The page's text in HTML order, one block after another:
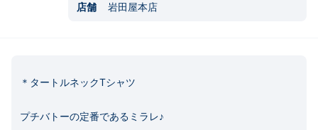
店舗
岩田屋本店
＊タートルネックTシャツ
プチバトーの定番であるミラレ♪